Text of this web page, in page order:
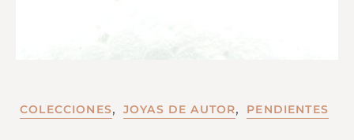
COLECCIONES, JOYAS DE AUTOR, PENDIENTES